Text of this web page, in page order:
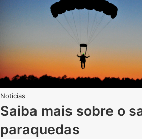
Noticias
Saiba mais sobre o
paraquedas